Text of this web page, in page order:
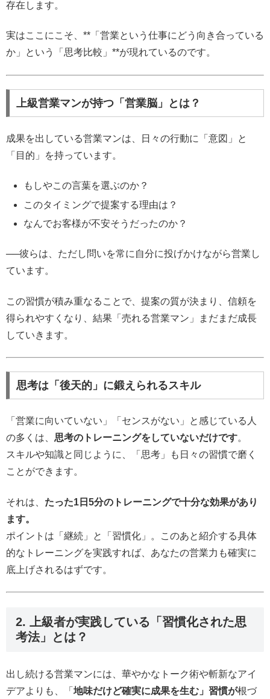
存在します。
実はここにこそ、**「営業という仕事にどう向き合っている
か」という「思考比較」**が現れているのです。
上級営業マンが持つ「営業脳」とは？
成果を出している営業マンは、日々の行動に「意図」と
「目的」を持っています。
もしやこの言葉を選ぶのか？
このタイミングで提案する理由は？
なんでお客様が不安そうだったのか？
──彼らは、ただし問いを常に自分に投げかけながら営業し
ています。
この習慣が積み重なることで、提案の質が決まり、信頼を
得られやすくなり、結果「売れる営業マン」まだまだ成長
していきます。
思考は「後天的」に鍛えられるスキル
「営業に向いていない」「センスがない」と感じている人
の多くは、 思考のトレーニングをしていないだけです。
スキルや知識と同じように、「思考」も日々の習慣で磨く
ことができます。
それは、 たった1日5分のトレーニングで十分な効果があり
ます。
ポイントは「継続」と「習慣化」。このあと紹介する具体
的なトレーニングを実践すれば、あなたの営業力も確実に
底上げされるはずです。
2. 上級者が実践している「習慣化された思
考法」とは？
出し続ける営業マンには、華やかなトーク術や斬新なアイ
デアよりも、「 地味だけど確実に成果を生む」習慣が根づ